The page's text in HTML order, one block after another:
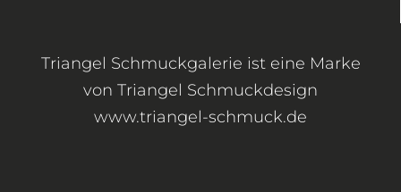
Triangel Schmuckgalerie ist eine Marke
von Triangel Schmuckdesign
www.triangel-schmuck.de